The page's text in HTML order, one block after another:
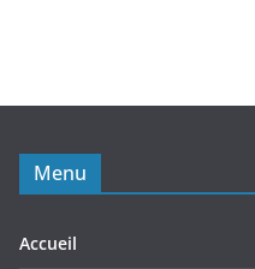
Menu
Accueil